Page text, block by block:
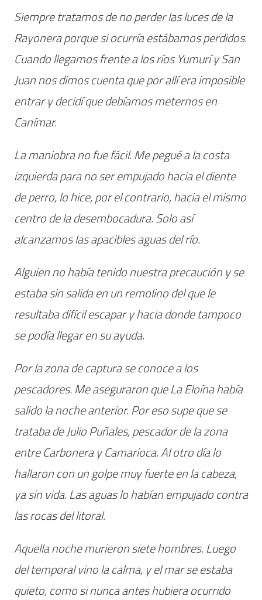
Siempre tratamos de no perder las luces de la
Rayonera porque si ocurría estábamos perdidos.
Cuando llegamos frente a los ríos Yumurí y San
Juan nos dimos cuenta que por allí era imposible
entrar y decidí que debíamos meternos en
Canímar.
La maniobra no fue fácil. Me pegué a la costa
izquierda para no ser empujado hacia el diente
de perro, lo hice, por el contrario, hacia el mismo
centro de la desembocadura. Solo así
alcanzamos las apacibles aguas del río.
Alguien no había tenido nuestra precaución y se
estaba sin salida en un remolino del que le
resultaba difícil escapar y hacia donde tampoco
se podía llegar en su ayuda.
Por la zona de captura se conoce a los
pescadores. Me aseguraron que La Eloína había
salido la noche anterior. Por eso supe que se
trataba de Julio Puñales, pescador de la zona
entre Carbonera y Camarioca. Al otro día lo
hallaron con un golpe muy fuerte en la cabeza,
ya sin vida. Las aguas lo habían empujado contra
las rocas del litoral.
Aquella noche murieron siete hombres. Luego
del temporal vino la calma, y el mar se estaba
quieto, como si nunca antes hubiera ocurrido